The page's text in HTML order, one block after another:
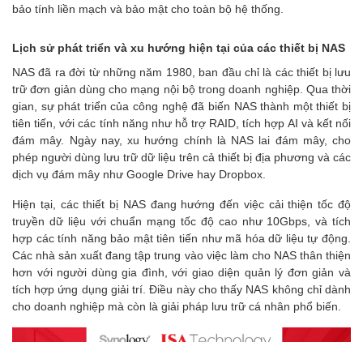
bảo tính liền mạch và bảo mật cho toàn bộ hệ thống.
Lịch sử phát triển và xu hướng hiện tại của các thiết bị NAS
NAS đã ra đời từ những năm 1980, ban đầu chỉ là các thiết bị lưu
trữ đơn giản dùng cho mạng nội bộ trong doanh nghiệp. Qua thời
gian, sự phát triển của công nghệ đã biến NAS thành một thiết bị
tiên tiến, với các tính năng như hỗ trợ RAID, tích hợp AI và kết nối
đám mây. Ngày nay, xu hướng chính là NAS lai đám mây, cho
phép người dùng lưu trữ dữ liệu trên cả thiết bị địa phương và các
dịch vụ đám mây như Google Drive hay Dropbox.
Hiện tại, các thiết bị NAS đang hướng đến việc cải thiện tốc độ
truyền dữ liệu với chuẩn mạng tốc độ cao như 10Gbps, và tích
hợp các tính năng bảo mật tiên tiến như mã hóa dữ liệu tự động.
Các nhà sản xuất đang tập trung vào việc làm cho NAS thân thiện
hơn với người dùng gia đình, với giao diện quản lý đơn giản và
tích hợp ứng dụng giải trí. Điều này cho thấy NAS không chỉ dành
cho doanh nghiệp mà còn là giải pháp lưu trữ cá nhân phổ biến.